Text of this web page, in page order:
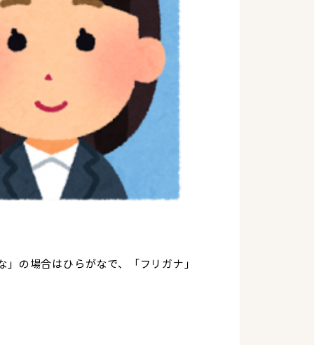
の場合はひらがなで、「フリガナ」